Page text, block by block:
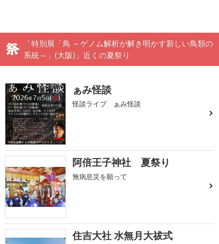
「特別展「鳥 ～ゲノム解析が解き明かす新しい鳥類の
系統～」(大阪)」近くの夏祭り
ぁみ怪談
怪談ライブ ぁみ怪談
阿倍王子神社 夏祭り
無病息災を願って
住吉大社 水無月大祓式